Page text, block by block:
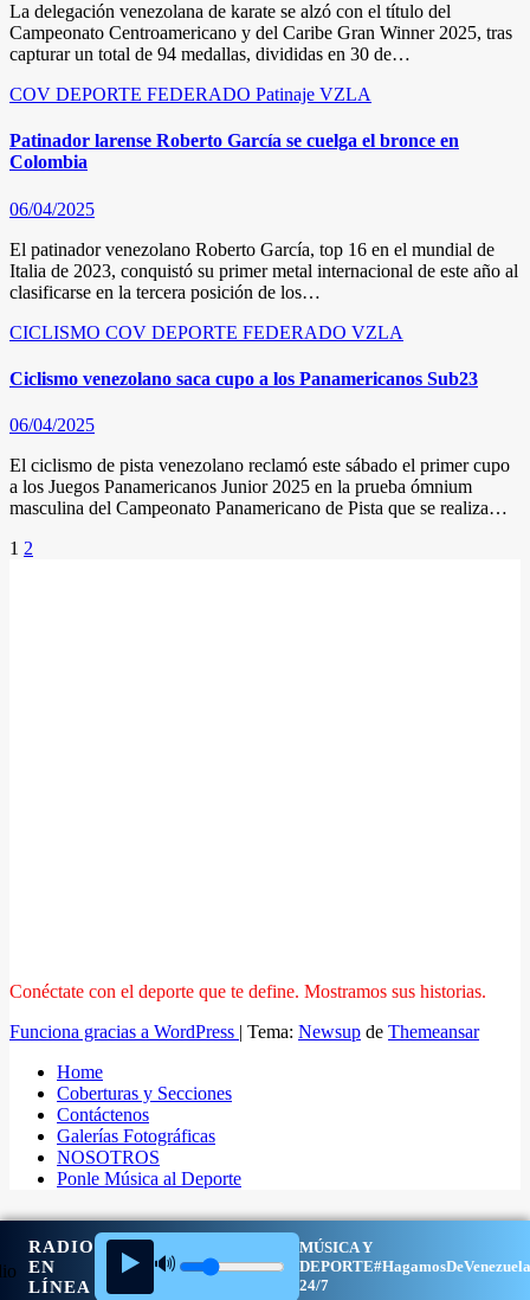
La delegación venezolana de karate se alzó con el título del
Campeonato Centroamericano y del Caribe Gran Winner 2025, tras
capturar un total de 94 medallas, divididas en 30 de…
COV DEPORTE FEDERADO Patinaje VZLA
Patinador larense Roberto García se cuelga el bronce en
Colombia
06/04/2025
El patinador venezolano Roberto García, top 16 en el mundial de
Italia de 2023, conquistó su primer metal internacional de este año al
clasificarse en la tercera posición de los…
CICLISMO COV DEPORTE FEDERADO VZLA
Ciclismo venezolano saca cupo a los Panamericanos Sub23
06/04/2025
El ciclismo de pista venezolano reclamó este sábado el primer cupo
a los Juegos Panamericanos Junior 2025 en la prueba ómnium
masculina del Campeonato Panamericano de Pista que se realiza…
Posts
1 2
RADIO
EN
LÍNEA
▶️ 🔊
MÚSICA Y
DEPORTE
24/7
Conéctate con el deporte que te define. Mostramos sus historias.
Funciona gracias a WordPress | Tema: Newsup de Themeansar
Home
Coberturas y Secciones
Contáctenos
Galerías Fotográficas
NOSOTROS
Ponle Música al Deporte